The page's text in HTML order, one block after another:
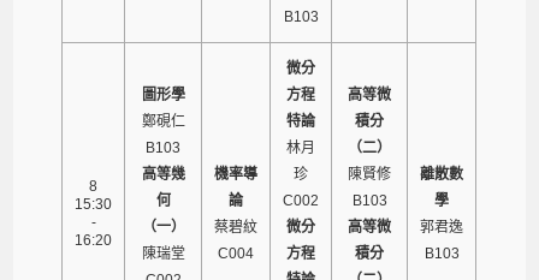
B103
8
15:30
-
16:20
圖形學
鄭硯仁
B103
高等幾
何
（一）
陳瑞堂
機率導
論
蔡碧紋
C004
微分
方程
特論
林月
珍
C002
微分
方程
高等微
積分
（二）
陳賢修
B103
高等微
積分
離散數
學
郭君逸
B103